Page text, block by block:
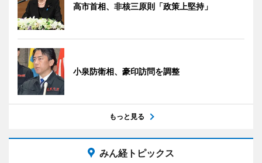
高市首相、非核三原則「政策上堅持」
小泉防衛相、豪印訪問を調整
もっと見る
みん経トピックス